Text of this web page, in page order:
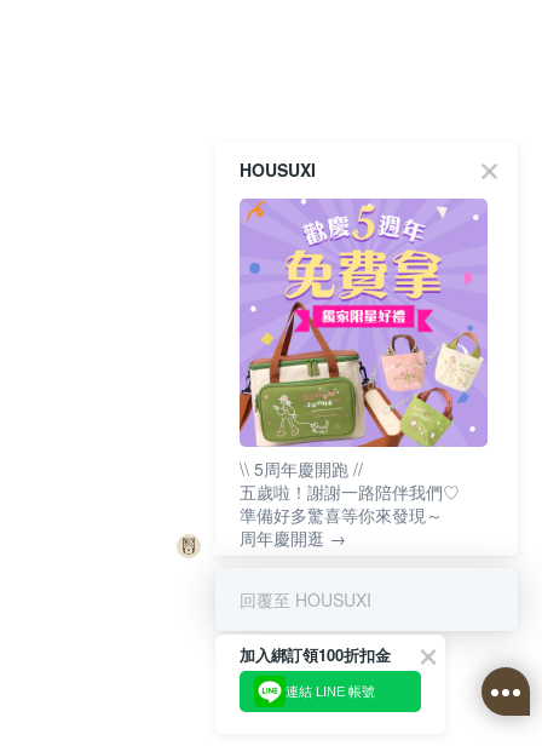
HOUSUXI
\\ 5周年慶開跑 //
五歲啦！謝謝一路陪伴我們♡
準備好多驚喜等你來發現～
周年慶開逛 →
回覆至 HOUSUXI
加入綁訂領100折扣金
連結 LINE 帳號